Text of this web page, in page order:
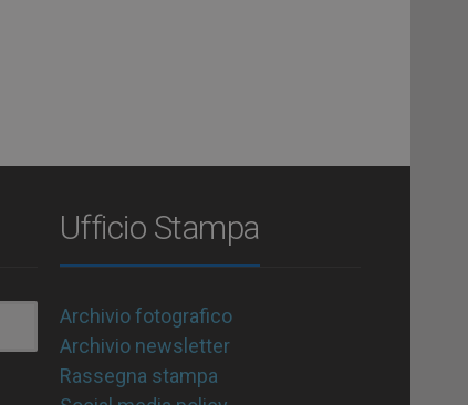
Ufficio Stampa
Archivio fotografico
Archivio newsletter
Rassegna stampa